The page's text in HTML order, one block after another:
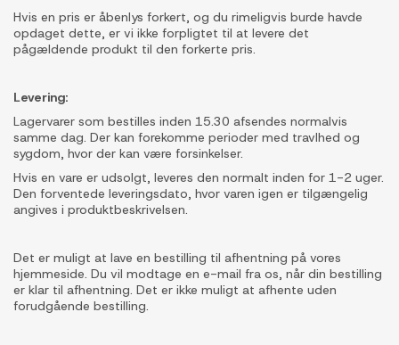
Hvis en pris er åbenlys forkert, og du rimeligvis burde havde
opdaget dette, er vi ikke forpligtet til at levere det
pågældende produkt til den forkerte pris.
Levering:
Lagervarer som bestilles inden 15.30 afsendes normalvis
samme dag. Der kan forekomme perioder med travlhed og
sygdom, hvor der kan være forsinkelser.
Hvis en vare er udsolgt, leveres den normalt inden for 1-2 uger.
Den forventede leveringsdato, hvor varen igen er tilgængelig
angives i produktbeskrivelsen.
Det er muligt at lave en bestilling til afhentning på vores
hjemmeside. Du vil modtage en e-mail fra os, når din bestilling
er klar til afhentning. Det er ikke muligt at afhente uden
forudgående bestilling.